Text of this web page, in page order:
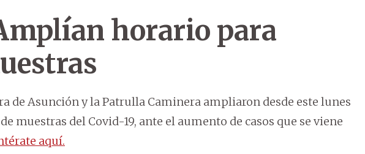
horario para
de Asunción y la Patrulla Caminera ampliaron desde este lunes
muestras del Covid-19, ante el aumento de casos que se viene
aquí.